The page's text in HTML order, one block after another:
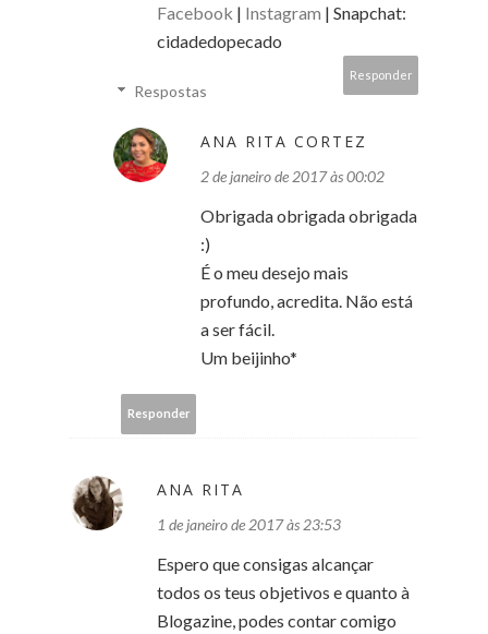
Facebook | Instagram | Snapchat:
cidadedopecado
Responder
Respostas
ANA RITA CORTEZ
2 de janeiro de 2017 às 00:02
Obrigada obrigada obrigada
:)
É o meu desejo mais
profundo, acredita. Não está
a ser fácil.
Um beijinho*
Responder
ANA RITA
1 de janeiro de 2017 às 23:53
Espero que consigas alcançar
todos os teus objetivos e quanto à
Blogazine, podes contar comigo